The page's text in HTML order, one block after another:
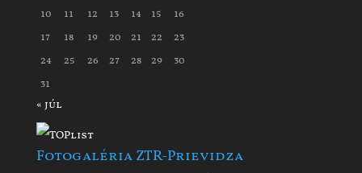
10
11 12 13 14 15
16
17
18 19 20 21 22
23
24
25 26 27 28 29
30
31
« júl
Fotogaléria ZTR-Prievidza